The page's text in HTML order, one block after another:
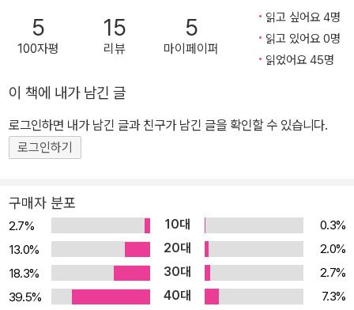
사로잡힌 채 방황한다. 열아홉 살 봄에 나는 ‘살인’이라는 죄를 저지르
고 청소년 보호관찰소에서 지내고 있다.『맨홀』은 이곳의 생활과
‘나’의 어두운 과거에 대한 기록이 씨실과 날실처럼 엮이면서 우리 모
처럼 도사리고 있는 구멍에 빠져 버린 소년이 스스로를 속여 가며 비
밀스럽게, 아주 오랫동안 간직해 온 ‘맨홀’의 어두운 기억은 독자들에
게 동정과 연민, 안타까움을 느끼게 한다. 8회 사계절문학상 대상 수
상작 『합체』 작가 박지리의 두 번째 작품『맨홀』은 청소년소설에서 이
리의 두 번째 책 ‘키 크는 비기’를 전수받기 위해 계룡산으로 심신수련
을 떠나는 쌍둥이 형제의 성장담을 담은『합★체』로 박지리라는 198
5년생의 신인 작가가 청소년문학판에 나타났을 때, 심사위원(오정희.
박상률.김중혁.김종광)들은 심사평에서 “이미 작가의 다음 작품을 기
다고 있다”고 밝힌 바 있다. 그만큼 ‘난쟁이’ 아버지를 둔 아이들의 성
5
100자평
15
리뷰
5
마이페이퍼
읽고 싶어요 4명
읽고 있어요 0명
읽었어요 45명
이 책에 내가 남긴 글
로그인하면 내가 남긴 글과 친구가 남긴 글을 확인할 수 있습니다.
로그인하기
구매자 분포
2.7% 10대
0.3%
13.0%
20대
2.0%
18.3%
30대
2.7%
39.5%
40대
7.3%